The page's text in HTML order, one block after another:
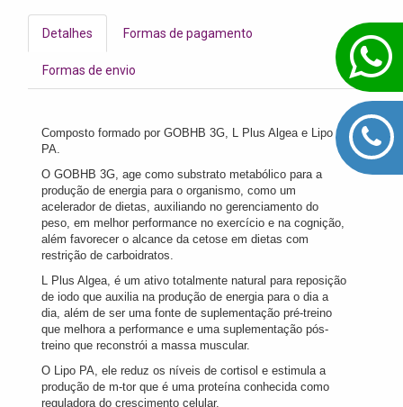
Detalhes Formas de pagamento
Formas de envio
Composto formado por GOBHB 3G, L Plus Algea e Lipo
PA.
O GOBHB 3G, age como substrato metabólico para a
produção de energia para o organismo, como um
acelerador de dietas, auxiliando no gerenciamento do
peso, em melhor performance no exercício e na cognição,
além favorecer o alcance da cetose em dietas com
restrição de carboidratos.
L Plus Algea, é um ativo totalmente natural para reposição
de iodo que auxilia na produção de energia para o dia a
dia, além de ser uma fonte de suplementação pré-treino
que melhora a performance e uma suplementação pós-
treino que reconstrói a massa muscular.
O Lipo PA, ele reduz os níveis de cortisol e estimula a
produção de m-tor que é uma proteína conhecida como
reguladora do crescimento celular.